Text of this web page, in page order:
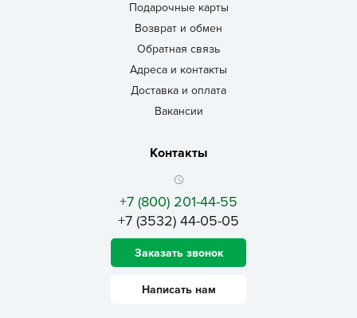
Подарочные карты
Возврат и обмен
Обратная связь
Адреса и контакты
Доставка и оплата
Вакансии
Контакты
+7 (800) 201-44-55
+7 (3532) 44-05-05
Заказать звонок
Написать нам